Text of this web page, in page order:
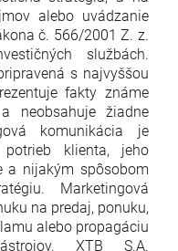
alebo uvádzanie
č. 566/2001 Z. z.
službách.
s najvyššou
fakty známe
neobsahuje žiadne
komunikácia je
klienta, jeho
a nijakým spôsobom
Marketingová
na predaj, ponuku,
alebo propagáciu
XTB S.A.